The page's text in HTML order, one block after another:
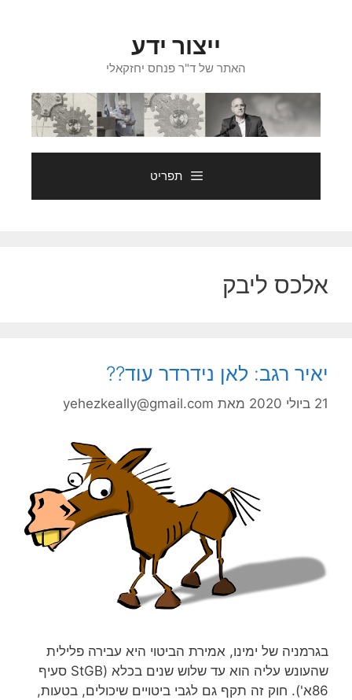
ייצור ידע
האתר של ד"ר פנחס יחזקאלי
תפריט
אלכס ליבק
יאיר רגב: לאן נידרדר עוד??
21 ביולי 2020 מאת yehezkeally@gmail.com
בגרמניה של ימינו, אמירת הביטוי היא עבירה פלילית
שהעונש עליה הוא עד שלוש שנים בכלא (StGB סעיף
86א'). חוק זה תקף גם לגבי ביטויים שיכולים, בטעות,